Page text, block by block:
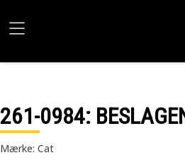
261-0984:
Mærke: Cat